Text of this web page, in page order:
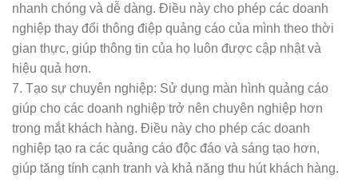
nhanh chóng và dễ dàng. Điều này cho phép các doanh
nghiệp thay đổi thông điệp quảng cáo của mình theo thời
gian thực, giúp thông tin của họ luôn được cập nhật và
hiệu quả hơn.
7. Tạo sự chuyên nghiệp: Sử dụng màn hình quảng cáo
giúp cho các doanh nghiệp trở nên chuyên nghiệp hơn
trong mắt khách hàng. Điều này cho phép các doanh
nghiệp tạo ra các quảng cáo độc đáo và sáng tạo hơn,
giúp tăng tính cạnh tranh và khả năng thu hút khách hàng.